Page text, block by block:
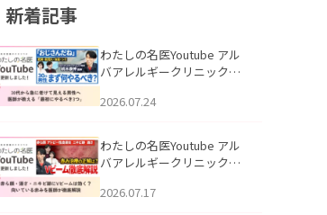
新着記事
わたしの名医Youtube アル
バアレルギークリニック札
える男性へ｜医師が教える
公開いたしました。
2026.07.24
わたしの名医Youtube アル
バアレルギークリニック札
跡にVビームは効く？向いて
2026.07.17